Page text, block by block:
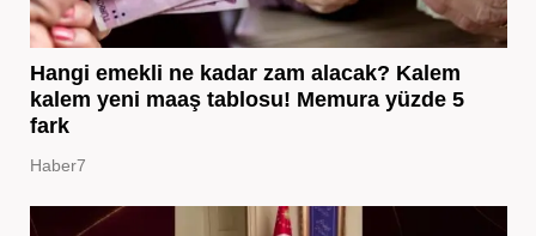
Hangi emekli ne kadar zam alacak? Kalem
kalem yeni maaş tablosu! Memura yüzde 5
fark
Haber7